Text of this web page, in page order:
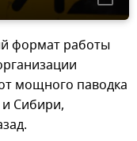
формат работы
мощного паводка
Сибири,